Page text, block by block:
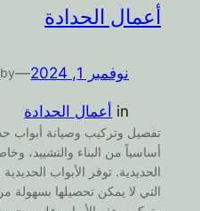
أعمال الحدادة
نوفمبر 1, 2024 —
by
in أعمال الحدادة
تفصيل وتركيب وصيانة أبواب
أساسياً من البناء والتشييد،
الحديدية. توفر الأبواب
التي لا يمكن تحصيلها بسهولة